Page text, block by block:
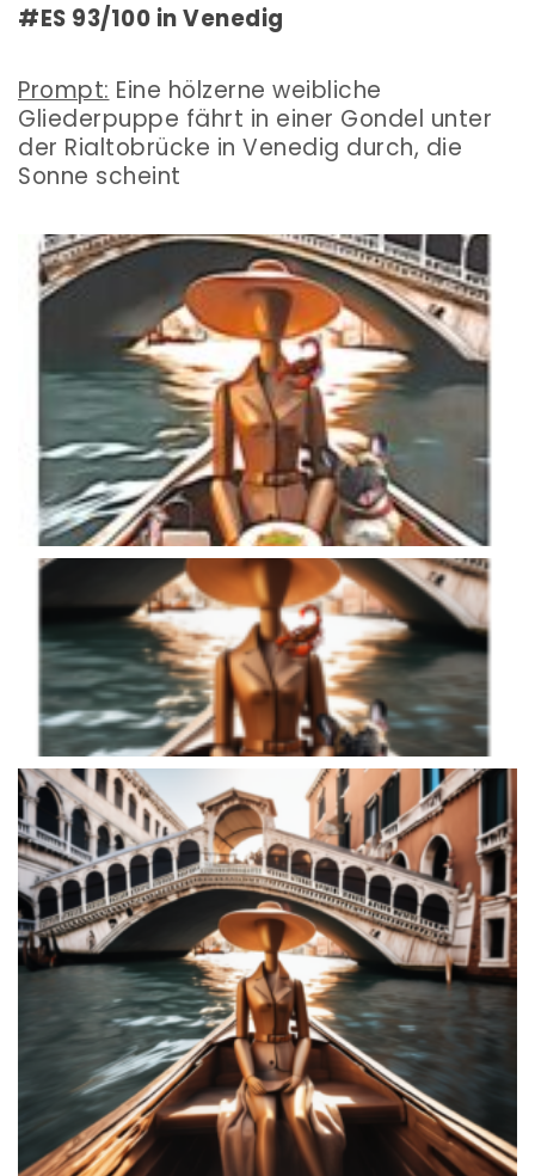
#ES 93/100 in Venedig
Prompt: Eine hölzerne weibliche
Gliederpuppe fährt in einer Gondel unter
der Rialtobrücke in Venedig durch, die
Sonne scheint